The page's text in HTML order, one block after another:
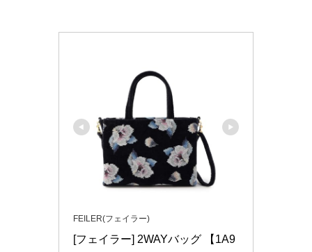
FEILER(フェイラー)
[フェイラー] 2WAYバッグ 【1A9